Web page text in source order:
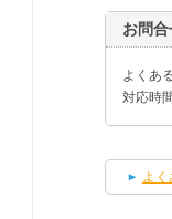
お問
よくあ
対応時
よ